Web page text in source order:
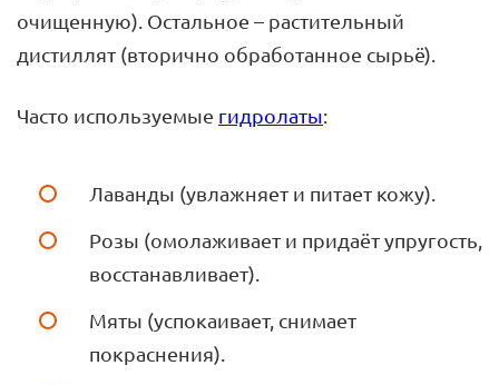
очищенную). Остальное – растительный
дистиллят (вторично обработанное сырьё).
Часто используемые гидролаты:
Лаванды (увлажняет и питает кожу).
Розы (омолаживает и придаёт упругость,
восстанавливает).
Мяты (успокаивает, снимает
покраснения).